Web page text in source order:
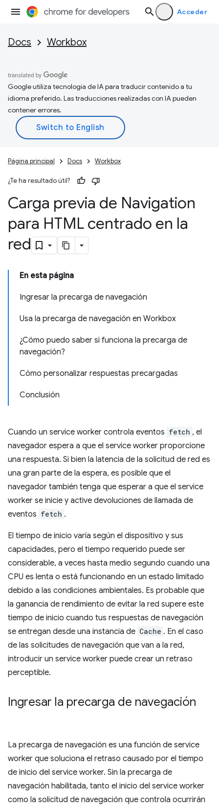
Acceder
Docs Workbox
Google utiliza tecnología de IA para traducir contenido a tu
idioma preferido. Las traducciones realizadas con IA pueden
contener errores.
Página principal Docs Workbox
¿Te ha resultado útil?
Carga previa de Navigation
para HTML centrado en la
red
En esta página
Ingresar la precarga de navegación
Usa la precarga de navegación en Workbox
¿Cómo puedo saber si funciona la precarga de
navegación?
Cómo personalizar respuestas precargadas
Conclusión
Cuando un service worker controla eventos fetch , el
navegador espera a que el service worker proporcione
una respuesta. Si bien la latencia de la solicitud de red es
una gran parte de la espera, es posible que el
navegador también tenga que esperar a que el service
worker se inicie y active devoluciones de llamada de
eventos fetch .
El tiempo de inicio varía según el dispositivo y sus
capacidades, pero el tiempo requerido puede ser
considerable, a veces hasta medio segundo cuando una
CPU es lenta o está funcionando en un estado limitado
debido a las condiciones ambientales. Es probable que
la ganancia de rendimiento de evitar la red supere este
tiempo de inicio cuando tus respuestas de navegación
se entregan desde una instancia de Cache . En el caso
de las solicitudes de navegación que van a la red,
introducir un service worker puede crear un retraso
perceptible.
Ingresar la precarga de navegación
La precarga de navegación es una función de service
worker que soluciona el retraso causado por el tiempo
de inicio del service worker. Sin la precarga de
navegación habilitada, tanto el inicio del service worker
como la solicitud de navegación que controla ocurrirán